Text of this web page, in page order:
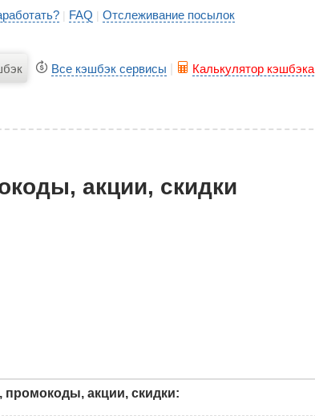
| FAQ | Отслеживание посылок
Все кэшбэк сервисы Калькулятор кэшбэка
акции, скидки
промокоды, акции, скидки: